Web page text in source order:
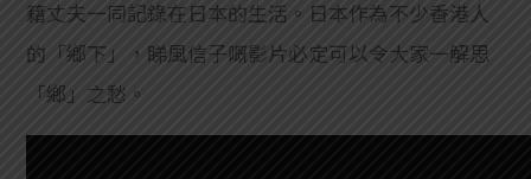
籍丈夫一同記錄在日本的生活。日本作為不少香港人
的「鄉下」，睇風信子嘅影片必定可以令大家一解思
「鄉」之愁。